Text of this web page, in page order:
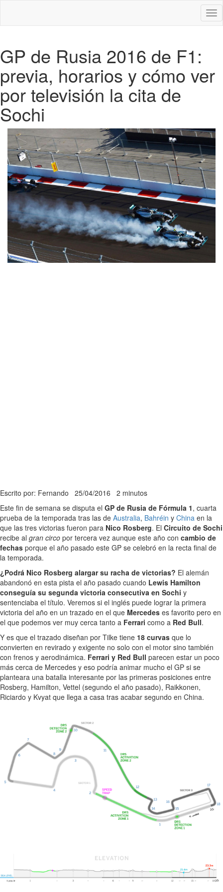
GP de Rusia 2016 de F1:
previa, horarios y cómo ver
por televisión la cita de
Sochi
Escrito por: Fernando 25/04/2016 2 minutos
Este fin de semana se disputa el GP de Rusia de Fórmula 1, cuarta
prueba de la temporada tras las de Australia, Bahréin y China en la
que las tres victorias fueron para Nico Rosberg. El Circuito de Sochi
recibe al gran circo por tercera vez aunque este año con cambio de
fechas porque el año pasado este GP se celebró en la recta final de
la temporada.
¿Podrá Nico Rosberg alargar su racha de victorias? El alemán
abandonó en esta pista el año pasado cuando Lewis Hamilton
conseguía su segunda victoria consecutiva en Sochi y
sentenciaba el título. Veremos si el inglés puede lograr la primera
victoria del año en un trazado en el que Mercedes es favorito pero en
el que podemos ver muy cerca tanto a Ferrari como a Red Bull.
Y es que el trazado diseñan por Tilke tiene 18 curvas que lo
convierten en revirado y exigente no solo con el motor sino también
con frenos y aerodinámica. Ferrari y Red Bull parecen estar un poco
más cerca de Mercedes y eso podría animar mucho el GP si se
planteara una batalla interesante por las primeras posiciones entre
Rosberg, Hamilton, Vettel (segundo el año pasado), Raikkonen,
Riciardo y Kvyat que llega a casa tras acabar segundo en China.